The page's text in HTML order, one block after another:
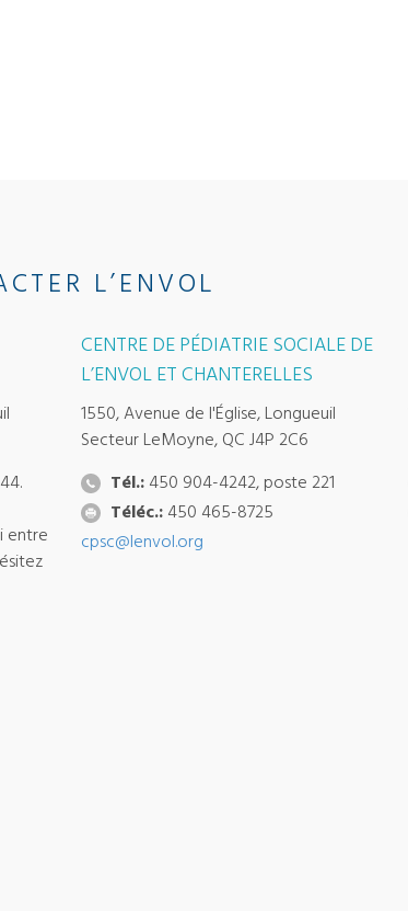
L’ENVOL
entre
CENTRE DE PÉDIATRIE SOCIALE DE
L’ENVOL ET CHANTERELLES
1550, Avenue de l'Église, Longueuil
Secteur LeMoyne, QC J4P 2C6
Tél.: 450 904-4242, poste 221
Téléc.: 450 465-8725
cpsc@lenvol.org